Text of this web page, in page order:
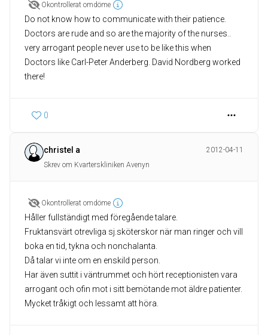
Okontrollerat omdöme
Do not know how to communicate with their patience.
Doctors are rude and so are the majority of the nurses..
very arrogant people never use to be like this when
Doctors like Carl-Peter Anderberg. David Nordberg worked
there!
0
christel a
2012-04-11
Skrev om Kvarterskliniken Avenyn
Okontrollerat omdöme
Håller fullständigt med föregående talare.
Fruktansvärt otrevliga sj.sköterskor när man ringer och vill
boka en tid, tykna och nonchalanta.
Då talar vi inte om en enskild person.
Har även suttit i väntrummet och hört receptionisten vara
arrogant och ofin mot i sitt bemötande mot äldre patienter.
Mycket tråkigt och lessamt att höra.